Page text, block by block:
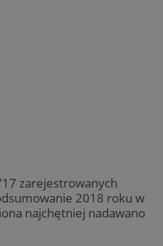
zarejestrowanych
2018 roku w
najchętniej nadawano